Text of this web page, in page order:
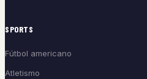
SPORTS
Fútbol americano
Atletismo